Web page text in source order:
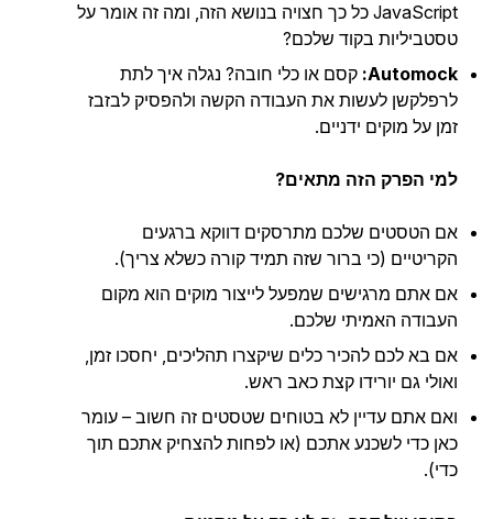
JavaScript כל כך חצויה בנושא הזה, ומה זה אומר על
טסטביליות בקוד שלכם?
Automock: קסם או כלי חובה? נגלה איך לתת
לרפלקשן לעשות את העבודה הקשה ולהפסיק לבזבז
זמן על מוקים ידניים.
למי הפרק הזה מתאים?
אם הטסטים שלכם מתרסקים דווקא ברגעים
הקריטיים (כי ברור שזה תמיד קורה כשלא צריך).
אם אתם מרגישים שמפעל לייצור מוקים הוא מקום
העבודה האמיתי שלכם.
אם בא לכם להכיר כלים שיקצרו תהליכים, יחסכו זמן,
ואולי גם יורידו קצת כאב ראש.
ואם אתם עדיין לא בטוחים שטסטים זה חשוב – עומר
כאן כדי לשכנע אתכם (או לפחות להצחיק אתכם תוך
כדי).